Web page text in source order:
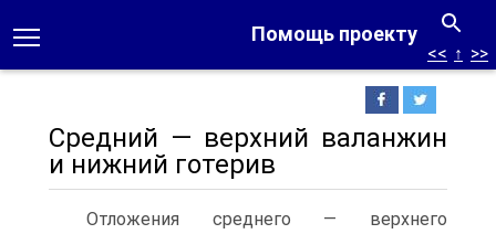
Помощь проекту
<< ↑ >>
Средний — верхний валанжин
и нижний готерив
Отложения среднего — верхнего